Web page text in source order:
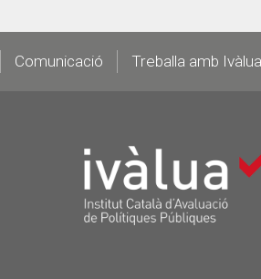
Comunicació Treballa amb Ivàlua